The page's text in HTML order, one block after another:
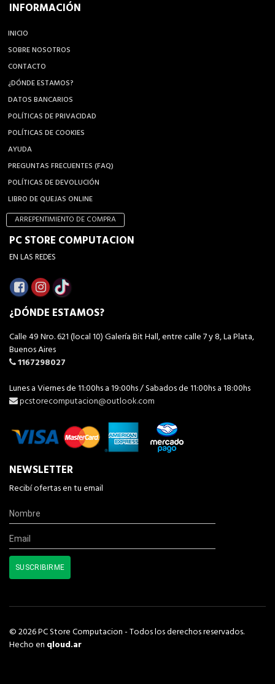
INFORMACIÓN
INICIO
SOBRE NOSOTROS
CONTACTO
¿DÓNDE ESTAMOS?
DATOS BANCARIOS
POLÍTICAS DE PRIVACIDAD
POLÍTICAS DE COOKIES
AYUDA
PREGUNTAS FRECUENTES (FAQ)
POLÍTICAS DE DEVOLUCIÓN
LIBRO DE QUEJAS ONLINE
ARREPENTIMIENTO DE COMPRA
PC STORE COMPUTACION
EN LAS REDES
¿DÓNDE ESTAMOS?
Calle 49 Nro. 621 (local 10) Galería Bit Hall, entre calle 7 y 8, La Plata,
Buenos Aires
1167298027
Lunes a Viernes de 11:00hs a 19:00hs / Sabados de 11:00hs a 18:00hs
pcstorecomputacion@outlook.com
NEWSLETTER
Recibí ofertas en tu email
© 2026 PC Store Computacion - Todos los derechos reservados.
Hecho en qloud.ar